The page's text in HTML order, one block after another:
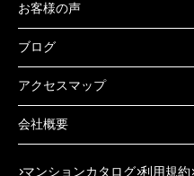
お客様の声
ブログ
アクセスマップ
会社概要
マンションカタログ 利用規約